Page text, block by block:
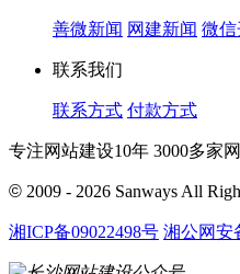
善微新闻 网建新闻 微
联系我们
联系方式 付款方式
专注网站建设10年 3000多家
© 2009 - 2026 Sanways All
湘ICP备09022498号 湘公网安